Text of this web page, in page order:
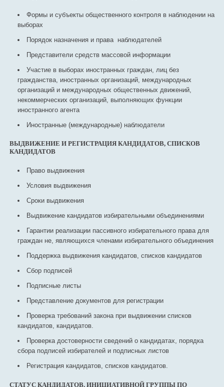
Формы и субъекты общественного контроля в наблюдении на
выборах
Порядок назначения и права наблюдателей
Представители средств массовой информации
Участие в выборах иностранных граждан, лиц без
гражданства, иностранных организаций, международных
организаций и международных общественных движений,
некоммерческих организаций, выполняющих функции
иностранного агента
Иностранные (международные) наблюдатели
ВЫДВИЖЕНИЕ И РЕГИСТРАЦИЯ КАНДИДАТОВ, СПИСКОВ
КАНДИДАТОВ
Право выдвижения
Условия выдвижения
Сроки выдвижения
Выдвижение кандидатов избирательными объединениями
Гарантии реализации пассивного избирательного права для
граждан не, являющихся членами избирательного объединения
Поддержка выдвижения кандидатов, списков кандидатов
Сбор подписей
Подписные листы
Представление документов для регистрации
Проверка требований закона при выдвижении списков
кандидатов, кандидатов.
Проверка достоверности сведений о кандидатах, порядка
сбора подписей избирателей и подписных листов
Регистрация кандидатов, списков кандидатов.
СТАТУС КАНДИДАТОВ, ИНИЦИАТИВНОЙ ГРУППЫ ПО